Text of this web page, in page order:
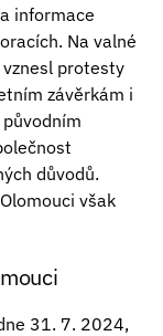
informace
Na valné
protesty
závěrkám i
důvodů.
však
31. 7. 2024,